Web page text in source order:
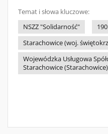
Temat i słowa kluczowe:
NSZZ "Solidarność"
Starachowice (woj.
Wojewódzka Usługowa
Starachowice (Starachowice)